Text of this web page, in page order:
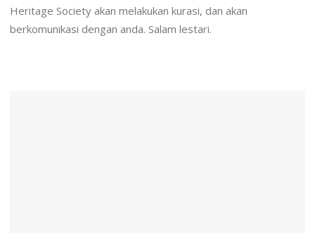
Heritage Society akan melakukan kurasi, dan akan
berkomunikasi dengan anda. Salam lestari.